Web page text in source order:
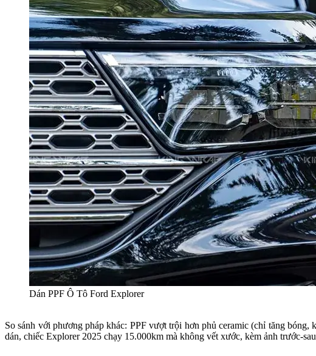
Dán PPF Ô Tô Ford Explorer
So sánh với phương pháp khác: PPF vượt trội hơn phủ ceramic (chỉ tăng
dán, chiếc Explorer 2025 chạy 15.000km mà không vết xước, kèm ảnh trước-